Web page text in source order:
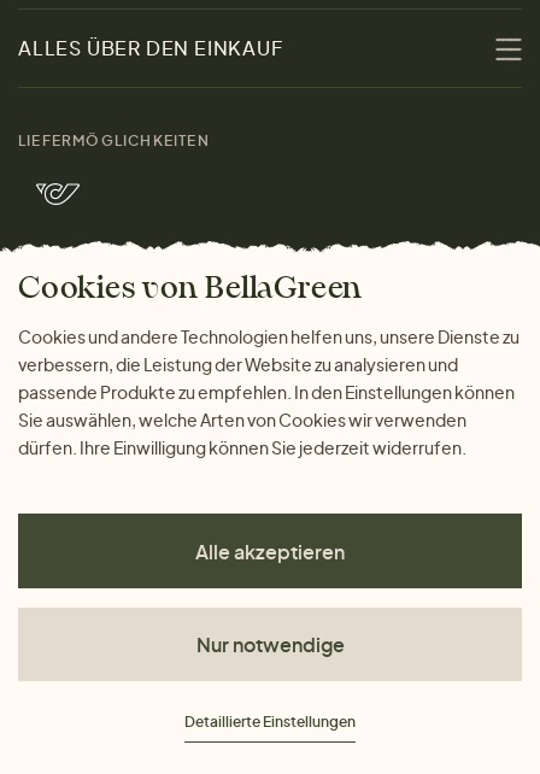
Nachhaltigkeit
Kontakt
Marken
Bella Green Magazin
Damen
Herren
Wohnen
Geschenke
ALLES ÜBER DEN EINKAUF
Warum bei uns einkaufen
LIEFERMÖGLICHKEITEN
ZAHLUNGSMÖGLICHKEITEN
Impressum Cookies
Cookies von BellaGreen
Cookies und andere Technologien helfen uns, unsere Dienste zu
verbessern, die Leistung der Website zu analysieren und
passende Produkte zu empfehlen. In den Einstellungen können
Sie auswählen, welche Arten von Cookies wir verwenden
dürfen. Ihre Einwilligung können Sie jederzeit widerrufen.
Alle akzeptieren
Nur notwendige
Detaillierte Einstellungen